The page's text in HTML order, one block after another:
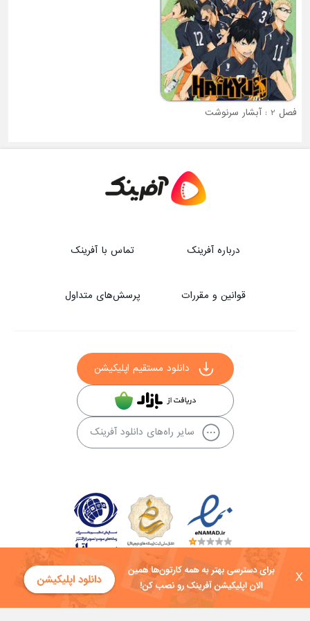
X
فصل 2 : آبشار سرنوشت
درباره آفرینک تماس با آفرینک
قوانین و مقررات پرسش‌های متداول
دانلود مستقیم اپلیکیشن
سایر راه‌های دانلود آفرینک
کلیه حقوق این سایت به شرکت توسعه فناوی هفت آسمان توکان تعلق دارد و